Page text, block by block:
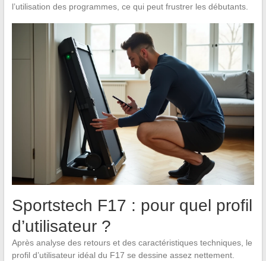
l’utilisation des programmes, ce qui peut frustrer les débutants.
Sportstech F17 : pour quel profil
d’utilisateur ?
Après analyse des retours et des caractéristiques techniques, le
profil d’utilisateur idéal du F17 se dessine assez nettement.